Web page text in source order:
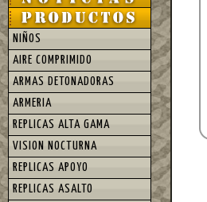
NIÑOS
AIRE COMPRIMIDO
ARMAS DETONADORAS
ARMERIA
REPLICAS ALTA GAMA
VISION NOCTURNA
REPLICAS APOYO
REPLICAS ASALTO